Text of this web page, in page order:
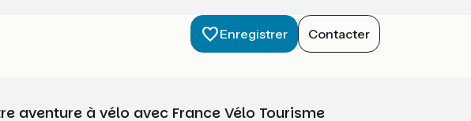
Enregistrer Contacter
aventure à vélo avec France Vélo Tourisme